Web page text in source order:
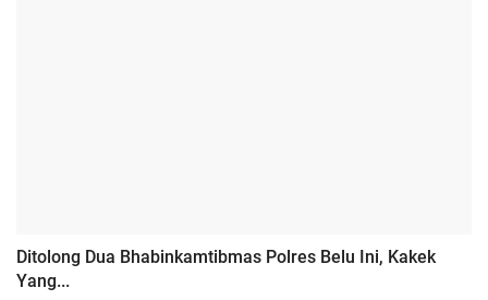
Ditolong Dua Bhabinkamtibmas Polres Belu Ini, Kakek
Yang...